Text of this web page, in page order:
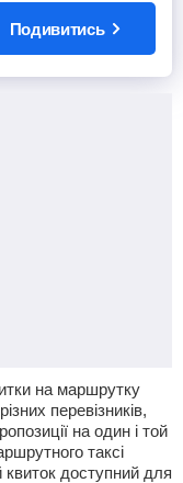
Подивитись
на маршрутку
перевізників,
на один і той
таксі
доступний для